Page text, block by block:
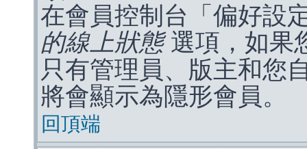
在會員控制台「偏好設
的線上狀態選項，如果
只有管理員、版主和您
將會顯示為隱形會員。
回頂端